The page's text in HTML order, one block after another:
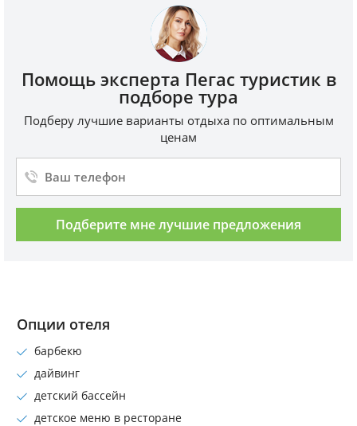
Помощь эксперта Пегас туристик в
подборе тура
Подберу лучшие варианты отдыха по оптимальным
ценам
Подберите мне лучшие предложения
Опции отеля
барбекю
дайвинг
детский бассейн
детское меню в ресторане